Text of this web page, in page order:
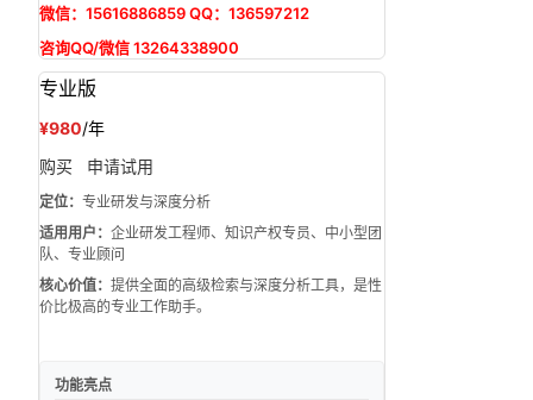
微信：15616886859 QQ：136597212
咨询QQ/微信 13264338900
专业版
¥980/年
购买
申请试用
定位： 专业研发与深度分析
适用用户： 企业研发工程师、知识产权专员、中小型团
队、专业顾问
核心价值： 提供全面的高级检索与深度分析工具，是性
价比极高的专业工作助手。
功能亮点